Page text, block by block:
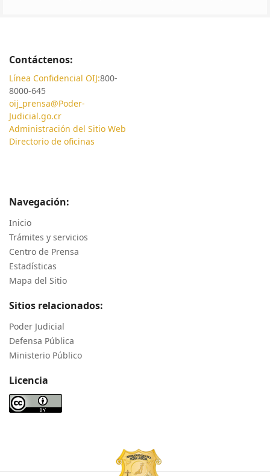
Contáctenos:
Línea Confidencial OIJ:800-
8000-645
oij_prensa@Poder-
Judicial.go.cr
Administración del Sitio Web
Directorio de oficinas
Navegación:
Inicio
Trámites y servicios
Centro de Prensa
Estadísticas
Mapa del Sitio
Sitios relacionados:
Poder Judicial
Defensa Pública
Ministerio Público
Licencia